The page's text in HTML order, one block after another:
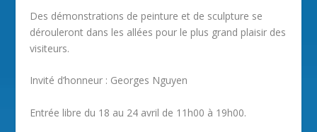
Des démonstrations de peinture et de sculpture se
dérouleront dans les allées pour le plus grand plaisir des
visiteurs.
Invité d’honneur : Georges Nguyen
Entrée libre du 18 au 24 avril de 11h00 à 19h00.